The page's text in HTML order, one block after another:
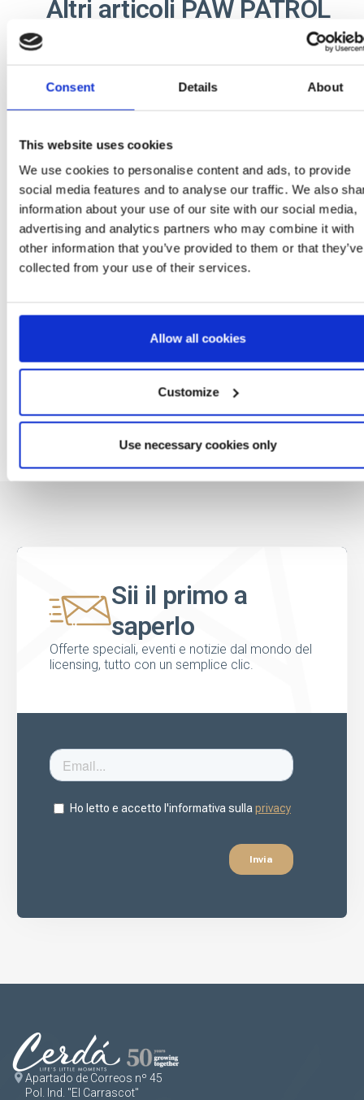
Consent Details About
This website uses cookies
We use cookies to personalise content and ads, to provide
social media features and to analyse our traffic. We also
information about your use of our site with our social media,
advertising and analytics partners who may combine it with
other information that you’ve provided to them or that they’ve
collected from your use of their services.
Allow all cookies
Customize
Use necessary cookies only
Altri articoli PAW PATROL
PYJAMAS
JERSEY
PAW
2900002178
ZAINO PER BAMBINI
ASILO PREMIUM PAW
PATROL
Ref: 2100005832
PANTOFOLE
MEDIO PAW
Ref: 2300006566
Sii il primo a
saperlo
Offerte speciali, eventi e notizie dal mondo del
licensing, tutto con un semplice clic.
Apartado de Correos nº 45
Pol. Ind. "El Carrascot"